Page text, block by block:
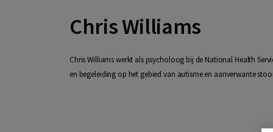
Chris Williams
Chris Williams werkt als psycholoog bij de National Health
en begeleiding op het gebied van autisme en aanverwante